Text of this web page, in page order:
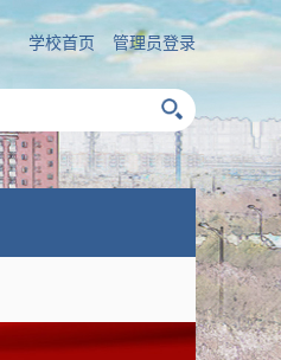
管理员登录
学校首页